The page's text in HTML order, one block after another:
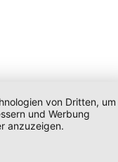
von Dritten, um
und Werbung
anzuzeigen.